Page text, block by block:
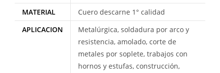
MATERIAL
Cuero descarne 1° calidad
APLICACION
Metalúrgica, soldadura por arco y
resistencia, amolado, corte de
metales por soplete, trabajos con
hornos y estufas, construcción,